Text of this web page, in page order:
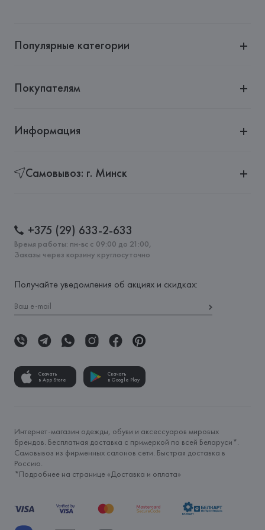
Популярные категории
Покупателям
Информация
Самовывоз: г. Минск
+375 (29) 633-2-633
Время работы: пн-вс с 09:00 до 21:00,
Заказы через корзину круглосуточно
Получайте уведомления об акциях и скидках:
Скачать
в App Store
Скачать
в Google Play
Интернет-магазин одежды, обуви и аксессуаров мировых
брендов. Бесплатная доставка с примеркой по всей Беларуси*.
Самовывоз из фирменных салонов сети. Быстрая доставка в
Россию.
*Подробнее на странице «Доставка и оплата»